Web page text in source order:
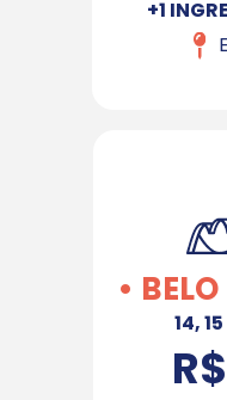
•
14,
+1